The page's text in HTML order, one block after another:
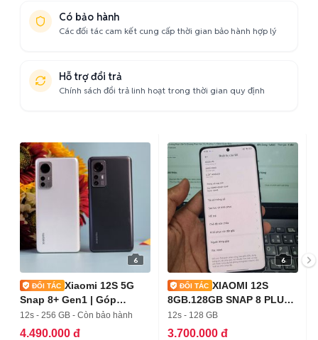
Có bảo hành
Các đối tác cam kết cung cấp thời gian bảo hành hợp lý
Hỗ trợ đổi trả
Chính sách đổi trả linh hoạt trong thời gian quy định
6
Xiaomi 12S 5G
Snap 8+ Gen1 | Góp
Online_ Ship COD
12s - 256 GB - Còn bảo hành
4.490.000 đ
6
XIAOMI 12S
8GB.128GB SNAP 8 PLUS
GEN 1 PIN 4500
12s - 128 GB
3.700.000 đ